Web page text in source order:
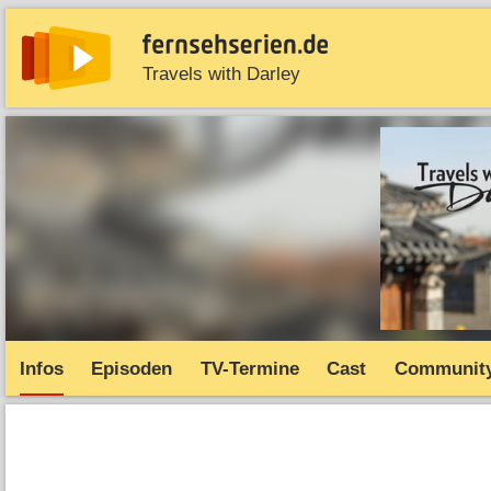
Travels with Darley
News Entdecken Streaming
Infos Episoden TV-Termine Cast